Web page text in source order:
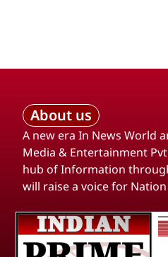
About us
A new era In News World
Media & Entertainment
hub of Information
will raise a voice for